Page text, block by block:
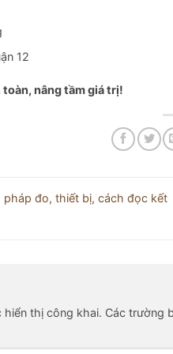
12
toàn, nâng tầm giá trị!
đo, thiết bị, cách đọc kết
hiển thị công khai. Các trường